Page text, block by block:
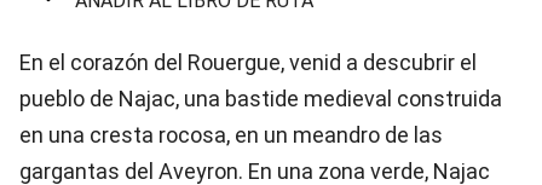
En el corazón del Rouergue, venid a descubrir el
pueblo de Najac, una bastide medieval construida
en una cresta rocosa, en un meandro de las
gargantas del Aveyron. En una zona verde, Najac